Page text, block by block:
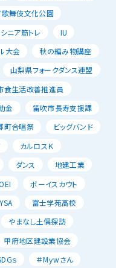
舞伎文化公園
ニア筋トレ
IU
大会
秋の編み物講座
山梨県フォークダンス連盟
食生活改善推進員
金
笛吹市長寿支援課
町合唱祭
ビッグバンド
カルロスＫ
ダンス
地建工業
ボーイスカウト
富士学苑高校
やまなし土偶探訪
甲府地区建設業協会
ｓ
＃Mｙwさん